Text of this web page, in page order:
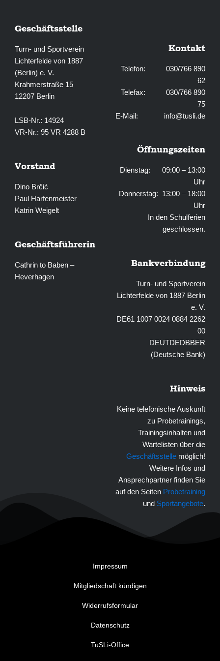
Geschäftsstelle
Turn- und Sportverein
Lichterfelde von 1887
(Berlin) e. V.
Krahmerstraße 15
12207 Berlin
LSB-Nr.: 14924
VR-Nr.: 95 VR 4288 B
Vorstand
Dino Brčić
Paul Harfenmeister
Katrin Weigelt
Geschäftsführerin
Cathrin to Baben –
Heverhagen
Kontakt
Telefon: 030/766 890
62
Telefax: 030/766 890
75
E-Mail: info@tusli.de
Öffnungszeiten
Dienstag: 09:00 – 13:00
Uhr
Donnerstag: 13:00 – 18:00
Uhr
In den Schulferien
geschlossen.
Bankverbindung
Turn- und Sportverein
Lichterfelde von 1887 Berlin
e. V.
DE61 1007 0024 0884 2262
00
DEUTDEDBBER
(Deutsche Bank)
Hinweis
Keine telefonische Auskunft
zu Probetrainings,
Trainingsinhalten und
Wartelisten über die
Geschäftsstelle möglich!
Weitere Infos und
Ansprechpartner finden Sie
auf den Seiten Probetraining
und Sportangebote.
Impressum
Mitgliedschaft kündigen
Widerrufsformular
Datenschutz
TuSLi-Office